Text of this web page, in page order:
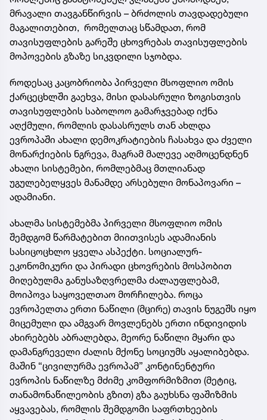
მრავალი თავგანწირვის – ბრძოლის თავდადებული
მაგალითებით, რომელთაც სწამდათ, რომ
თავისუფლების გარეშე ცხოვრებას თავისუფლების
მოპოვების გზაზე სიკვდილი სჯობდა.
როდესაც კაცობრიობა პირველი მსოფლიო ომის
ქარცეცხლში გაეხვა, მისი დასასრული ზოგისთვის
თავისუფლების საბოლოო გამარჯვებად იქნა
აღქმული, რომლის დასასრულს თან ახლდა
ევროპაში ახალი დემოკრატიების ჩასახვა და ძველი
მონარქიების ნგრევა, მაგრამ მალევე აღმოცენდნენ
ახალი სისტემები, რომლებმაც მთლიანად
უგულებელყვეს მანამდე არსებული მონაპოვარი –
ადამიანი.
ახალმა სისტემებმა პირველი მსოფლიო ომის
შემდგომ წარმატებით მიითვისეს ადამიანის
სასიცოცხლო ყველა ასპექტი. სოციალურ-
ეკონომიკური და პირადი ცხოვრების მოსპობით
მიღებულმა განუსაზღვრელმა ძალაუფლებამ,
მოიპოვა საყოველთაო მორჩილება. როცა
ევროპელთა ერთი ნაწილი (მცირე) თავის ნუგეშს იყო
მიცემული და ამგვარ მოვლენებს ერთი ინდივიდის
ახირებებს აბრალებდა, მეორე ნაწილი მყარი და
დამანგრეველი ძალის მქონე სოციუმს აყალიბებდა.
მაშინ “ცივილურმა ევროპამ” კონტინენტური
ევროპის ნაწილზე მძიმე კომფორმიზმით (მეტიც,
თანამონაწილეობის გზით) გზა გაუხსნა ფაშიზმის
აყვავებას, რომლის შემდგომი საფრთხეების